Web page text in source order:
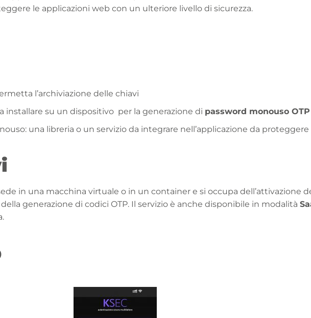
le applicazioni web con un ulteriore livello di sicurezza.
l’archiviazione delle chiavi
installare su un dispositivo per la generazione di password monouso OTP
una libreria o un servizio da integrare nell’applicazione da proteggere
in una macchina virtuale o in un container e si occupa dell’attivazione
generazione di codici OTP. Il servizio è anche disponibile in modalità